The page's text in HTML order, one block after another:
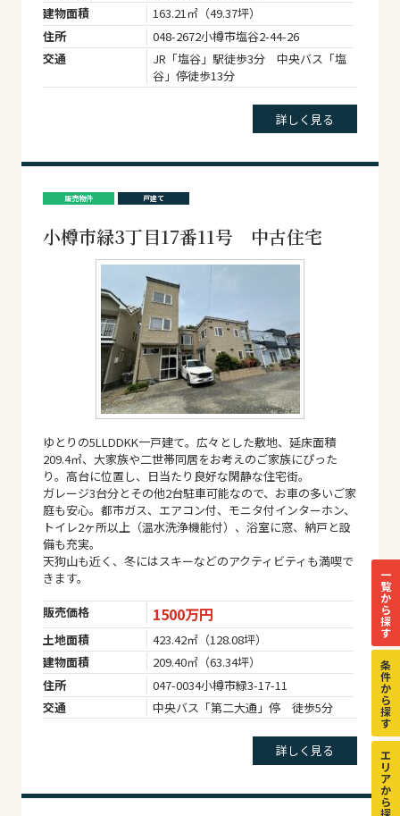
一
覧
か
ら
探
す
条
件
か
ら
探
す
エ
リ
ア
か
ら
建物面積
163.21㎡（49.37坪）
住所
048-2672小樽市塩谷2-44-26
交通
JR「塩谷」駅徒歩3分 中央バス「塩
谷」停徒歩13分
詳しく見る
販売物件 戸建て
小樽市緑3丁目17番11号 中古住宅
ゆとりの5LLDDKK一戸建て。広々とした敷地、延床面積
209.4㎡、大家族や二世帯同居をお考えのご家族にぴった
り。高台に位置し、日当たり良好な閑静な住宅街。
ガレージ3台分とその他2台駐車可能なので、お車の多いご家
庭も安心。都市ガス、エアコン付、モニタ付インターホン、
トイレ2ヶ所以上（温水洗浄機能付）、浴室に窓、納戸と設
備も充実。
天狗山も近く、冬にはスキーなどのアクティビティも満喫で
きます。
販売価格 1500万円
土地面積
423.42㎡（128.08坪）
建物面積
209.40㎡（63.34坪）
住所
047-0034小樽市緑3-17-11
交通
中央バス「第二大通」停 徒歩5分
詳しく見る